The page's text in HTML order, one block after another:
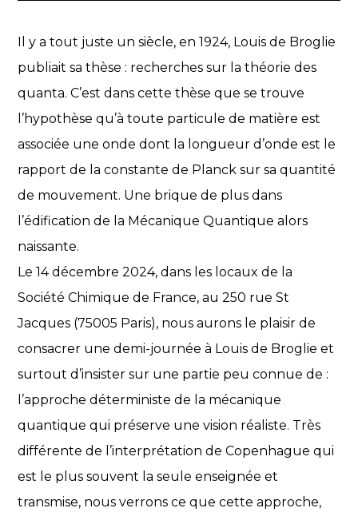
Il y a tout juste un siècle, en 1924, Louis de Broglie
publiait sa thèse : recherches sur la théorie des
quanta. C’est dans cette thèse que se trouve
l’hypothèse qu’à toute particule de matière est
associée une onde dont la longueur d’onde est le
rapport de la constante de Planck sur sa quantité
de mouvement. Une brique de plus dans
l’édification de la Mécanique Quantique alors
naissante.
Le 14 décembre 2024, dans les locaux de la
Société Chimique de France, au 250 rue St
Jacques (75005 Paris), nous aurons le plaisir de
consacrer une demi-journée à Louis de Broglie et
surtout d’insister sur une partie peu connue de :
l’approche déterministe de la mécanique
quantique qui préserve une vision réaliste. Très
différente de l’interprétation de Copenhague qui
est le plus souvent la seule enseignée et
transmise, nous verrons ce que cette approche,